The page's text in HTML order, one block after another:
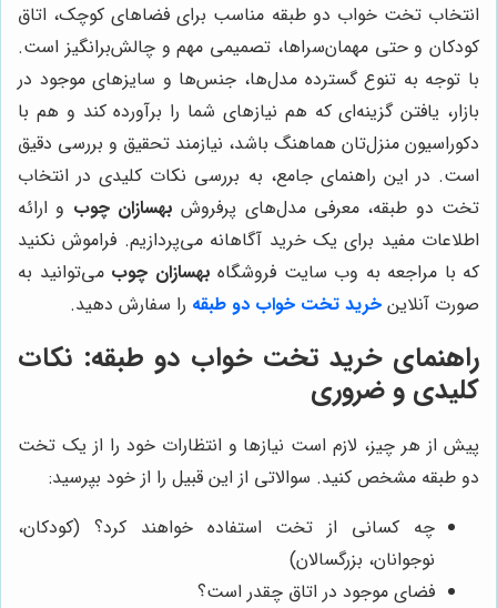
انتخاب تخت خواب دو طبقه مناسب برای فضاهای کوچک، اتاق
کودکان و حتی مهمان‌سراها، تصمیمی مهم و چالش‌برانگیز است.
با توجه به تنوع گسترده مدل‌ها، جنس‌ها و سایزهای موجود در
بازار، یافتن گزینه‌ای که هم نیازهای شما را برآورده کند و هم با
دکوراسیون منزل‌تان هماهنگ باشد، نیازمند تحقیق و بررسی دقیق
است. در این راهنمای جامع، به بررسی نکات کلیدی در انتخاب
تخت دو طبقه، معرفی مدل‌های پرفروش بهسازان چوب و ارائه
اطلاعات مفید برای یک خرید آگاهانه می‌پردازیم. فراموش نکنید
که با مراجعه به وب سایت فروشگاه بهسازان چوب می‌توانید به
صورت آنلاین خرید تخت خواب دو طبقه را سفارش دهید.
راهنمای خرید تخت خواب دو طبقه: نکات
کلیدی و ضروری
پیش از هر چیز، لازم است نیازها و انتظارات خود را از یک تخت
دو طبقه مشخص کنید. سوالاتی از این قبیل را از خود بپرسید:
چه کسانی از تخت استفاده خواهند کرد؟ (کودکان،
نوجوانان، بزرگسالان)
فضای موجود در اتاق چقدر است؟